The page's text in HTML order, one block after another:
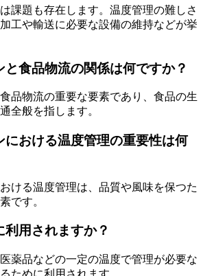
課題も存在します。温度管理の難しさ
工や輸送に必要な設備の維持などが挙
と食品物流の関係は何ですか？
品物流の重要な要素であり、食品の生
全般を指します。
における温度管理の重要性は何
ける温度管理は、品質や風味を保つた
です。
用されますか？
薬品などの一定の温度で管理が必要な
ために利用されます。